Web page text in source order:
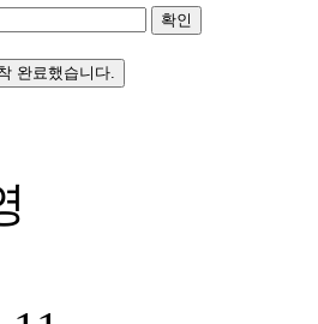
확인
완료했습니다.